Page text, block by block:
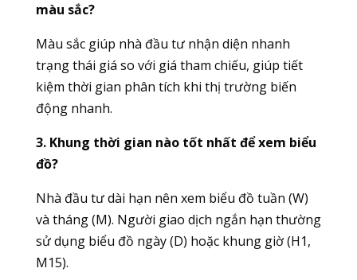
màu sắc?
Màu sắc giúp nhà đầu tư nhận diện nhanh
trạng thái giá so với giá tham chiếu, giúp tiết
kiệm thời gian phân tích khi thị trường biến
động nhanh.
3. Khung thời gian nào tốt nhất để xem biểu
đồ?
Nhà đầu tư dài hạn nên xem biểu đồ tuần (W)
và tháng (M). Người giao dịch ngắn hạn thường
sử dụng biểu đồ ngày (D) hoặc khung giờ (H1,
M15).